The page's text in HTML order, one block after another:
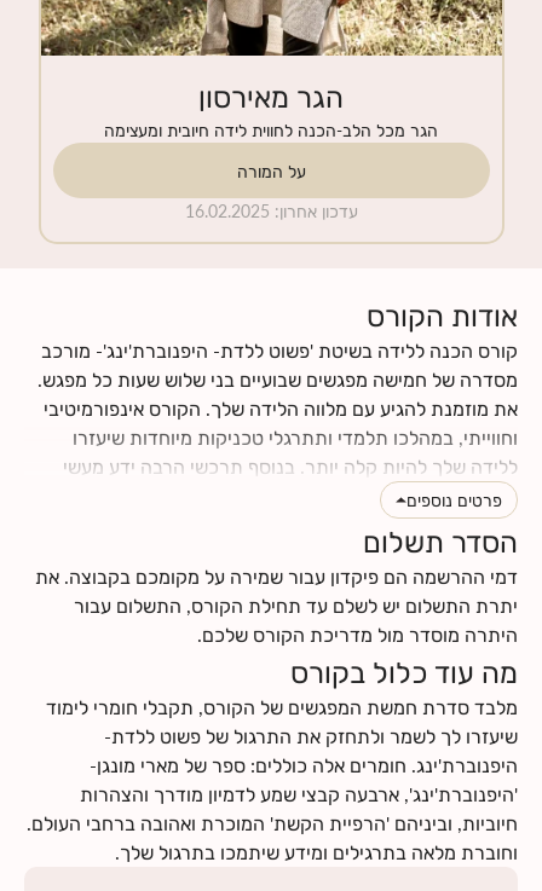
הגר מאירסון
הגר מכל הלב-הכנה לחווית לידה חיובית ומעצימה
על המורה
עדכון אחרון:
16.02.2025
אודות הקורס
קורס הכנה ללידה בשיטת 'פשוט ללדת- היפנוברת'ינג'- מורכב
מסדרה של חמישה מפגשים שבועיים בני שלוש שעות כל מפגש.
את מוזמנת להגיע עם מלווה הלידה שלך. הקורס אינפורמיטיבי
וחווייתי, במהלכו תלמדי ותתרגלי טכניקות מיוחדות שיעזרו
ללידה שלך להיות קלה יותר. בנוסף תרכשי הרבה ידע מעשי
וטיפים לתקופת ההריון והלידה. תינתן לך ההזדמנות לעבור
תהליך מהנה של הבאת מודעות עצמית לגוף ולנפש שלך, תגלי
כמה הם מושפעים אחד מהשני, וכמה הם יכולים לתרום ולתמוך
בלידה עדינה כאשר לומדים להרפות אותם. את ומלווה הלידה
שלך תרכשו ידע ותפתחו כישורי תקשורת אחד עם השנייה, עם
התינוק.ת שלכם ועם הצוות הרפואי.
לחצי כאןלקרוא עוד על תוכן הקורס
לחציכאןלמצוא מידע על החזרי ביטוח
פרטים נוספים
הסדר תשלום
דמי ההרשמה הם פיקדון עבור שמירה על מקומכם בקבוצה. את
יתרת התשלום יש לשלם עד תחילת הקורס, התשלום עבור
היתרה מוסדר מול מדריכת הקורס שלכם.
מה עוד כלול בקורס
מלבד סדרת חמשת המפגשים של הקורס, תקבלי חומרי לימוד
שיעזרו לך לשמר ולתחזק את התרגול של פשוט ללדת-
היפנוברת'ינג. חומרים אלה כוללים: ספר של מארי מונגן-
'היפנוברת'ינג', ארבעה קבצי שמע לדמיון מודרך והצהרות
חיוביות, וביניהם 'הרפיית הקשת' המוכרת ואהובה ברחבי העולם.
וחוברת מלאה בתרגילים ומידע שיתמכו בתרגול שלך.